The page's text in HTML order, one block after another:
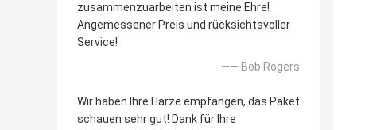
zusammenzuarbeiten ist meine Ehre!
Angemessener Preis und rücksichtsvoller
Service!
—— Bob Rogers
Wir haben Ihre Harze empfangen, das Paket
schauen sehr gut! Dank für Ihre